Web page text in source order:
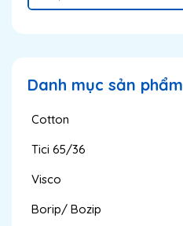
Danh mục sản phẩm
Cotton
Tici 65/36
Visco
Borip/ Bozip